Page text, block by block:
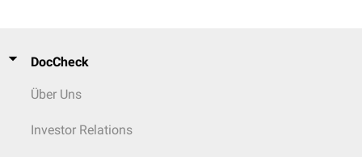
DocCheck
Über Uns
Investor Relations